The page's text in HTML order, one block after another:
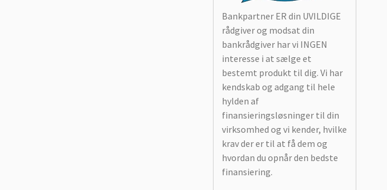
Bankpartner ER din UVILDIGE
rådgiver og modsat din
bankrådgiver har vi INGEN
interesse i at sælge et
bestemt produkt til dig. Vi har
kendskab og adgang til hele
hylden af
finansieringsløsninger til din
virksomhed og vi kender, hvilke
krav der er til at få dem og
hvordan du opnår den bedste
finansiering.